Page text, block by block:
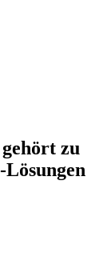
zu
Lösungen